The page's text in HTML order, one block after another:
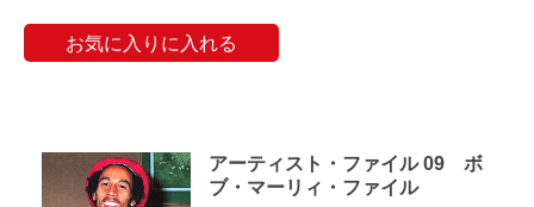
お気に入りに入れる
アーティスト・ファイル 09 ボ
ブ・マーリィ・ファイル